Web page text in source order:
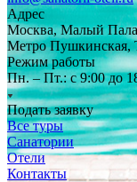
Адрес
Москва, Малый
Метро Пушкинская,
Режим работы
Пн. – Пт.: с 9:00 до
Подать заявку
Все туры
Санатории
Отели
Контакты